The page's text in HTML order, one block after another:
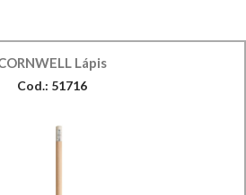
Lápis
Cod.: 51716